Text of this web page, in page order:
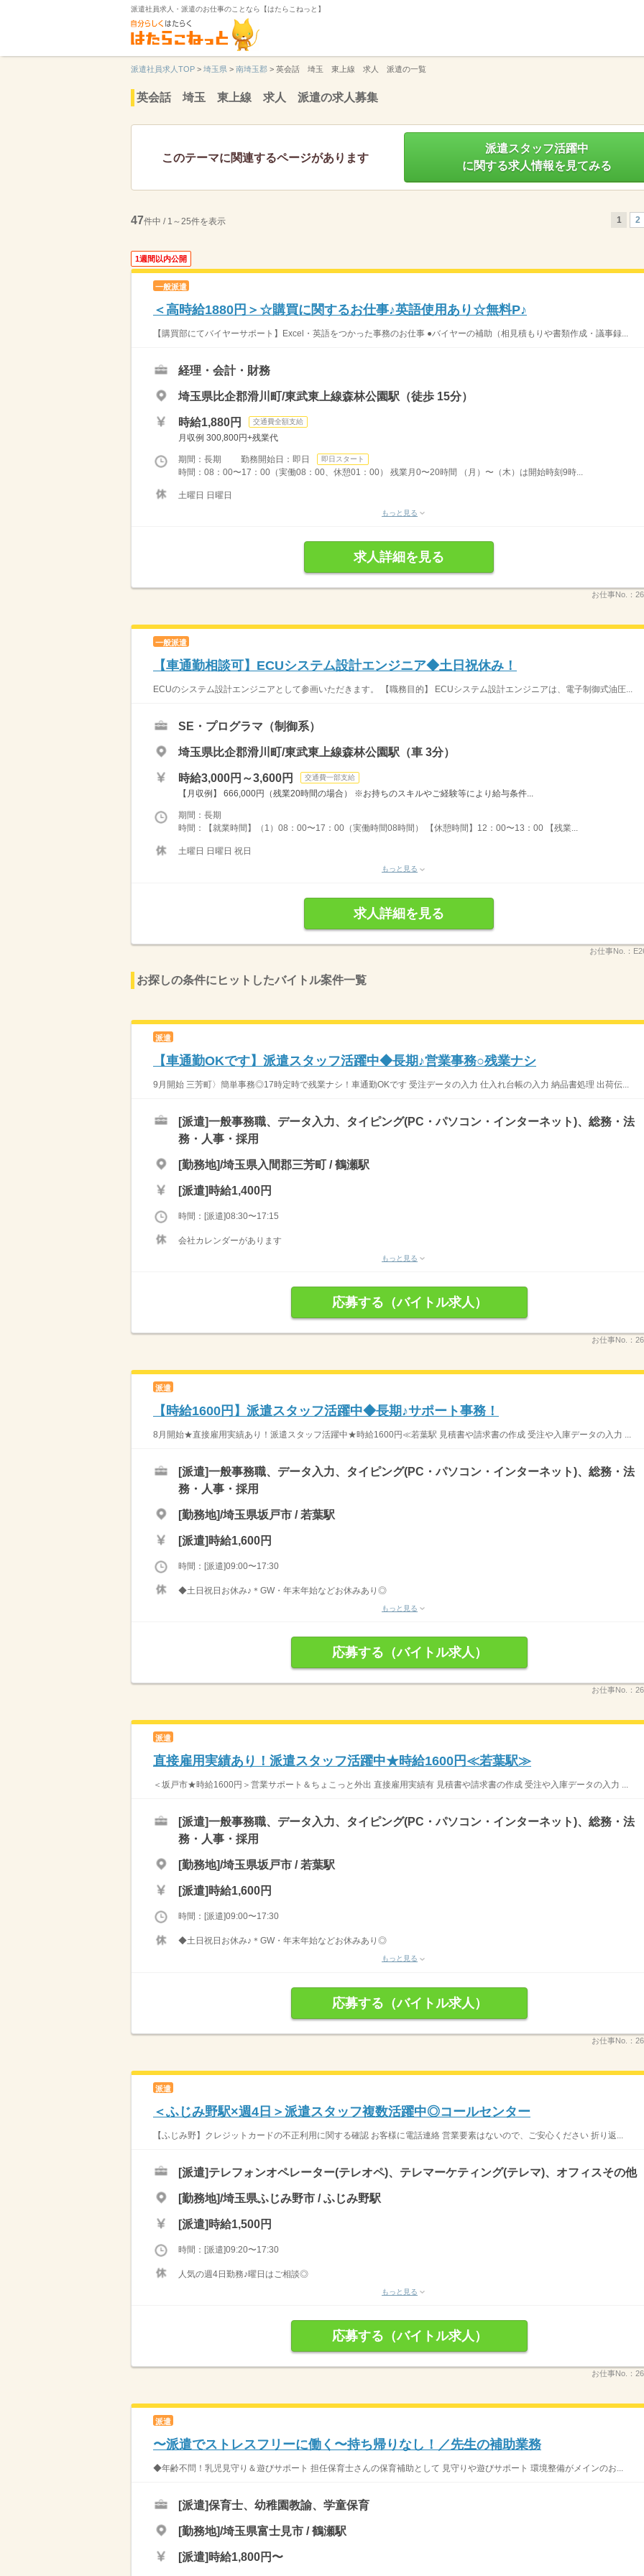
派遣社員求人・派遣のお仕事のことなら【はたらこねっと】
派遣社員求人TOP > 埼玉県 > 南埼玉郡 > 英会話 埼玉 東上線 求人 派遣の一覧
英会話 埼玉 東上線 求人 派遣の求人募集
このテーマに関連するページがあります
派遣スタッフ活躍中
に関する求人情報を見てみる
47件中 / 1～25件を表示 1 2
1週間以内公開
一般派遣
＜高時給1880円＞☆購買に関するお仕事♪英語使用あり☆無料P♪
【購買部にてバイヤーサポート】Excel・英語をつかった事務のお仕事 ●バイヤーの補助（相見積もりや書類作成・議事録...
経理・会計・財務
埼玉県比企郡滑川町/東武東上線森林公園駅（徒歩 15分）
時給1,880円 交通費全額支給
月収例 300,800円+残業代
期間：長期 勤務開始日：即日 即日スタート
時間：08：00〜17：00（実働08：00、休憩01：00） 残業月0〜20時間 （月）〜（木）は開始時刻9時...
土曜日 日曜日
もっと見る
求人詳細を見る
お仕事No.：
一般派遣
【車通勤相談可】ECUシステム設計エンジニア◆土日祝休み！
ECUのシステム設計エンジニアとして参画いただきます。 【職務目的】 ECUシステム設計エンジニアは、電子制御式油圧...
SE・プログラマ（制御系）
埼玉県比企郡滑川町/東武東上線森林公園駅（車 3分）
時給3,000円～3,600円 交通費一部支給
【月収例】 666,000円（残業20時間の場合） ※お持ちのスキルやご経験等により給与条件...
期間：長期
時間：【就業時間】（1）08：00〜17：00（実働時間08時間） 【休憩時間】12：00〜13：00 【残業...
土曜日 日曜日 祝日
もっと見る
求人詳細を見る
お仕事No.：
お探しの条件にヒットしたバイトル案件一覧
派遣
【車通勤OKです】派遣スタッフ活躍中◆長期♪営業事務○残業ナシ
9月開始 三芳町〉簡単事務◎17時定時で残業ナシ！車通勤OKです 受注データの入力 仕入れ台帳の入力 納品書処理 出荷伝...
[派遣]一般事務職、データ入力、タイピング(PC・パソコン・インターネット)、総務・法
務・人事・採用
[勤務地]/埼玉県入間郡三芳町 / 鶴瀬駅
[派遣] 時給1,400円
時間：[派遣]08:30〜17:15
会社カレンダーがあります
もっと見る
応募する（バイトル求人）
お仕事No.：
派遣
【時給1600円】派遣スタッフ活躍中◆長期♪サポート事務！
8月開始★直接雇用実績あり！派遣スタッフ活躍中★時給1600円≪若葉駅 見積書や請求書の作成 受注や入庫データの入力 ...
[派遣]一般事務職、データ入力、タイピング(PC・パソコン・インターネット)、総務・法
務・人事・採用
[勤務地]/埼玉県坂戸市 / 若葉駅
[派遣] 時給1,600円
時間：[派遣]09:00〜17:30
◆土日祝日お休み♪＊GW・年末年始などお休みあり◎
もっと見る
応募する（バイトル求人）
お仕事No.：
派遣
直接雇用実績あり！派遣スタッフ活躍中★時給1600円≪若葉駅≫
＜坂戸市★時給1600円＞営業サポート＆ちょこっと外出 直接雇用実績有 見積書や請求書の作成 受注や入庫データの入力 ...
[派遣]一般事務職、データ入力、タイピング(PC・パソコン・インターネット)、総務・法
務・人事・採用
[勤務地]/埼玉県坂戸市 / 若葉駅
[派遣]時給1,600円
時間：[派遣]09:00〜17:30
◆土日祝日お休み♪＊GW・年末年始などお休みあり◎
もっと見る
応募する（バイトル求人）
お仕事No.：
派遣
＜ふじみ野駅×週4日＞派遣スタッフ複数活躍中◎コールセンター
【ふじみ野】クレジットカードの不正利用に関する確認 お客様に電話連絡 営業要素はないので、ご安心ください 折り返...
[派遣]テレフォンオペレーター(テレオペ)、テレマーケティング(テレマ)、オフィスその他
[勤務地]/埼玉県ふじみ野市 / ふじみ野駅
[派遣] 時給1,500円
時間：[派遣]09:20〜17:30
人気の週4日勤務♪曜日はご相談◎
もっと見る
応募する（バイトル求人）
お仕事No.：
派遣
〜派遣でストレスフリーに働く〜持ち帰りなし！／先生の補助業務
◆年齢不問！乳児見守り＆遊びサポート 担任保育士さんの保育補助として 見守りや遊びサポート 環境整備がメインのお...
[派遣]保育士、幼稚園教諭、学童保育
[勤務地]/埼玉県富士見市 / 鶴瀬駅
[派遣] 時給1,800円〜